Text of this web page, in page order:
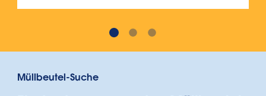
Müllbeutel-Suche